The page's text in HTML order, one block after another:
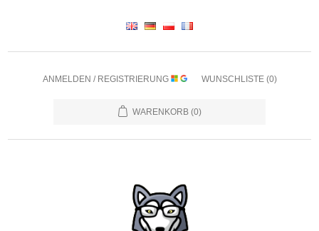
ANMELDEN / REGISTRIERUNG WUNSCHLISTE (0)
WARENKORB (0)